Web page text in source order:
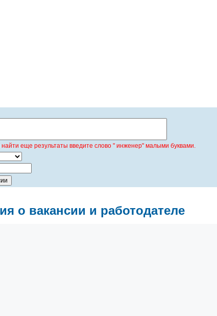
еще результаты введите слово " инженер" малыми буквами.
о вакансии и работодателе